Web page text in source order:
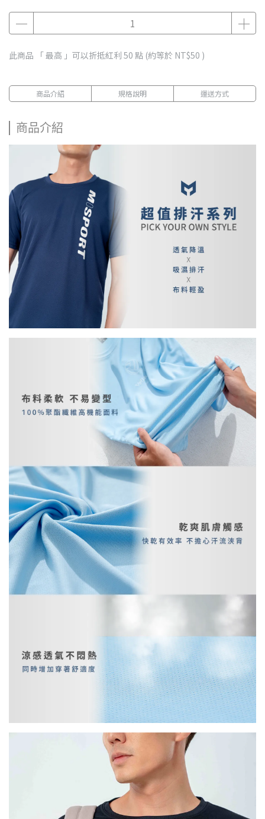
此商品 「 最高 」可以折抵紅利 50 點 (約等於 NT$50 )
商品介紹 規格說明 運送方式
商品介紹